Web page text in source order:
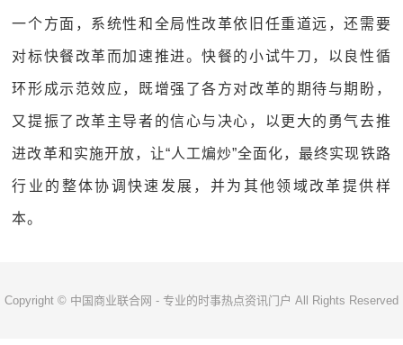
一个方面，系统性和全局性改革依旧任重道远，还需要
对标快餐改革而加速推进。快餐的小试牛刀，以良性循
环形成示范效应，既增强了各方对改革的期待与期盼，
又提振了改革主导者的信心与决心，以更大的勇气去推
进改革和实施开放，让“人工煸炒”全面化，最终实现铁路
行业的整体协调快速发展，并为其他领域改革提供样
本。
Copyright © 中国商业联合网 - 专业的时事热点资讯门户 All Rights Reserved